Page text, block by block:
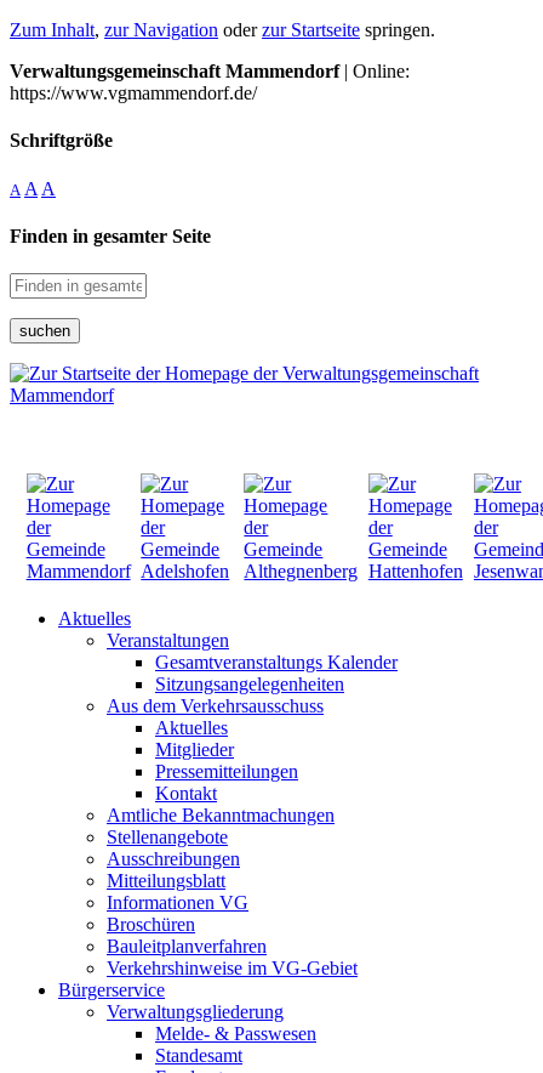
Zum Inhalt, zur Navigation oderzur Startseite springen.
Verwaltungsgemeinschaft Mammendorf| Online:
https://www.vgmammendorf.de/
Schriftgröße
A A A
Finden in gesamter Seite
suchen
Aktuelles
Veranstaltungen
Gesamtveranstaltungs Kalender
Sitzungsangelegenheiten
Aus dem Verkehrsausschuss
Aktuelles
Mitglieder
Pressemitteilungen
Kontakt
Amtliche Bekanntmachungen
Stellenangebote
Ausschreibungen
Mitteilungsblatt
Informationen VG
Broschüren
Bauleitplanverfahren
Verkehrshinweise im VG-Gebiet
Bürgerservice
Verwaltungsgliederung
Melde- & Passwesen
Standesamt